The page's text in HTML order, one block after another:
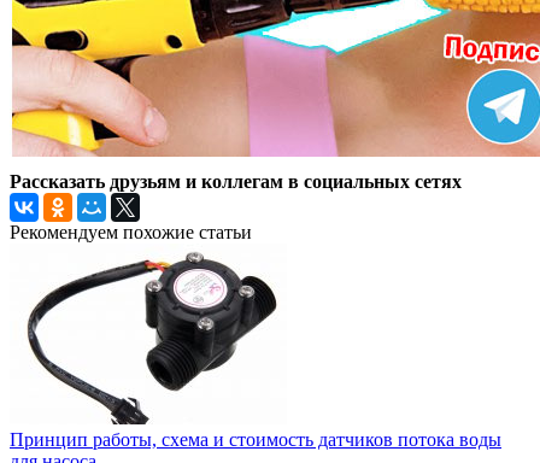
Рассказать друзьям и коллегам в социальных сетях
Рекомендуем похожие статьи
Принцип работы, схема и стоимость датчиков потока воды